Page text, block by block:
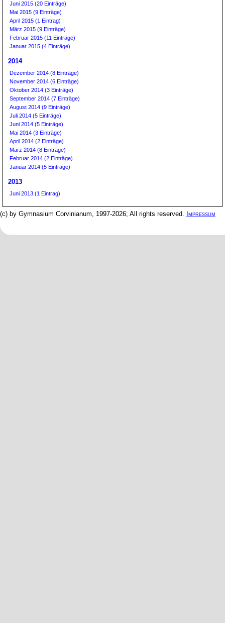
Juni 2015 (20 Einträge)
Mai 2015 (9 Einträge)
April 2015 (1 Eintrag)
März 2015 (9 Einträge)
Februar 2015 (11 Einträge)
Januar 2015 (4 Einträge)
2014
Dezember 2014 (8 Einträge)
November 2014 (6 Einträge)
Oktober 2014 (3 Einträge)
September 2014 (7 Einträge)
August 2014 (9 Einträge)
Juli 2014 (5 Einträge)
Juni 2014 (5 Einträge)
Mai 2014 (3 Einträge)
April 2014 (2 Einträge)
März 2014 (8 Einträge)
Februar 2014 (2 Einträge)
Januar 2014 (5 Einträge)
2013
Juni 2013 (1 Eintrag)
(c) by Gymnasium Corvinianum, 1997-2026; All rights reserved. Impressum